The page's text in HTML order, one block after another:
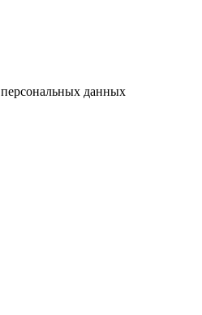
данных